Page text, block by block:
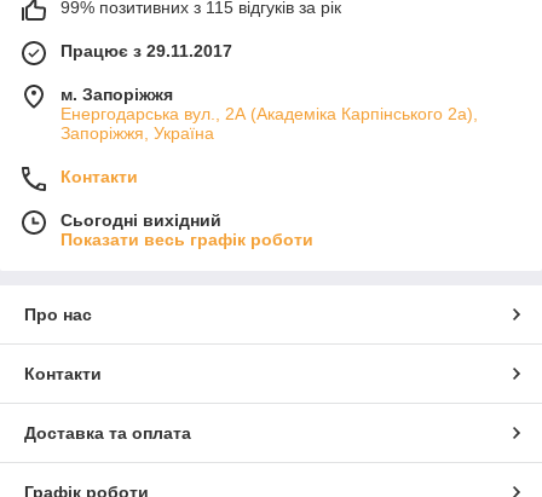
99% позитивних з 115 відгуків за рік
Працює з 29.11.2017
м. Запоріжжя
Енергодарська вул., 2А (Академіка Карпінського 2а),
Запоріжжя, Україна
Контакти
Сьогодні вихідний
Показати весь графік роботи
Про нас
Контакти
Доставка та оплата
Графік роботи